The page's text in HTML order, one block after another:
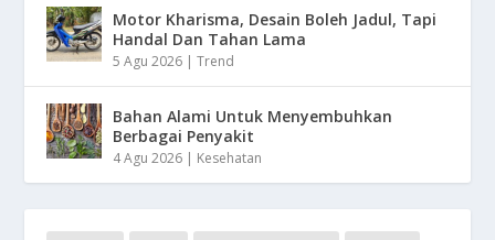
Motor Kharisma, Desain Boleh Jadul, Tapi
Handal Dan Tahan Lama
5 Agu 2026 |Trend
Bahan Alami Untuk Menyembuhkan
Berbagai Penyakit
4 Agu 2026 | Kesehatan